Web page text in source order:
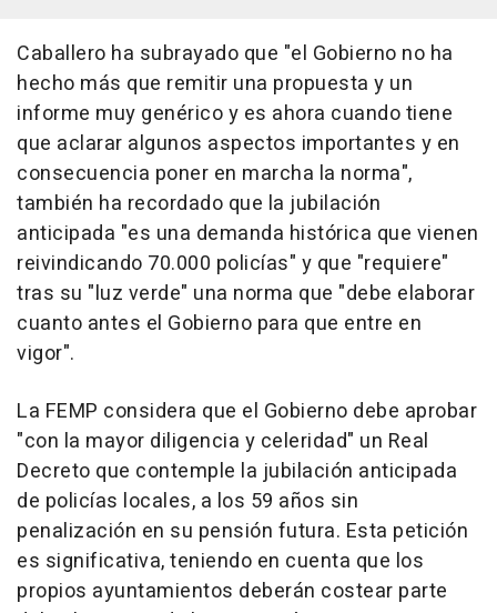
Caballero ha subrayado que "el Gobierno no ha
hecho más que remitir una propuesta y un
informe muy genérico y es ahora cuando tiene
que aclarar algunos aspectos importantes y en
consecuencia poner en marcha la norma",
también ha recordado que la jubilación
anticipada "es una demanda histórica que vienen
reivindicando 70.000 policías" y que "requiere"
tras su "luz verde" una norma que "debe elaborar
cuanto antes el Gobierno para que entre en
vigor".
La FEMP considera que el Gobierno debe aprobar
"con la mayor diligencia y celeridad" un Real
Decreto que contemple la jubilación anticipada
de policías locales, a los 59 años sin
penalización en su pensión futura. Esta petición
es significativa, teniendo en cuenta que los
propios ayuntamientos deberán costear parte